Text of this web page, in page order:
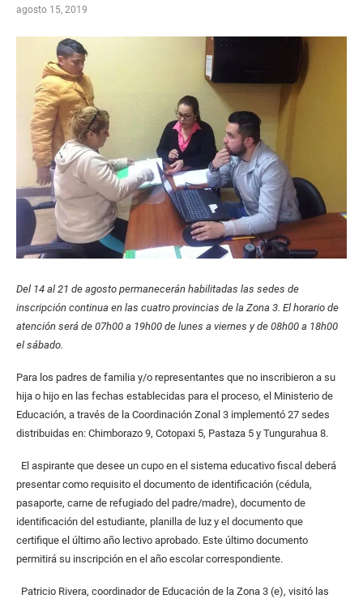
agosto 15, 2019
Del 14 al 21 de agosto permanecerán habilitadas las sedes de
inscripción continua en las cuatro provincias de la Zona 3. El horario de
atención será de 07h00 a 19h00 de lunes a viernes y de 08h00 a 18h00
el sábado.
Para los padres de familia y/o representantes que no inscribieron a su
hija o hijo en las fechas establecidas para el proceso, el Ministerio de
Educación, a través de la Coordinación Zonal 3 implementó 27 sedes
distribuidas en: Chimborazo 9, Cotopaxi 5, Pastaza 5 y Tungurahua 8.
El aspirante que desee un cupo en el sistema educativo fiscal deberá
presentar como requisito el documento de identificación (cédula,
pasaporte, carne de refugiado del padre/madre), documento de
identificación del estudiante, planilla de luz y el documento que
certifique el último año lectivo aprobado. Este último documento
permitirá su inscripción en el año escolar correspondiente.
Patricio Rivera, coordinador de Educación de la Zona 3 (e), visitó las